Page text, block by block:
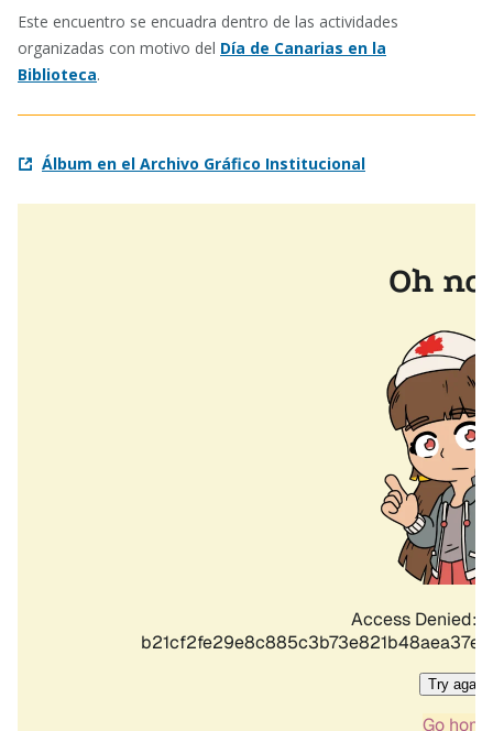
Este encuentro se encuadra dentro de las actividades
organizadas con motivo del Día de Canarias en la
Biblioteca.
Álbum en el Archivo Gráfico Institucional